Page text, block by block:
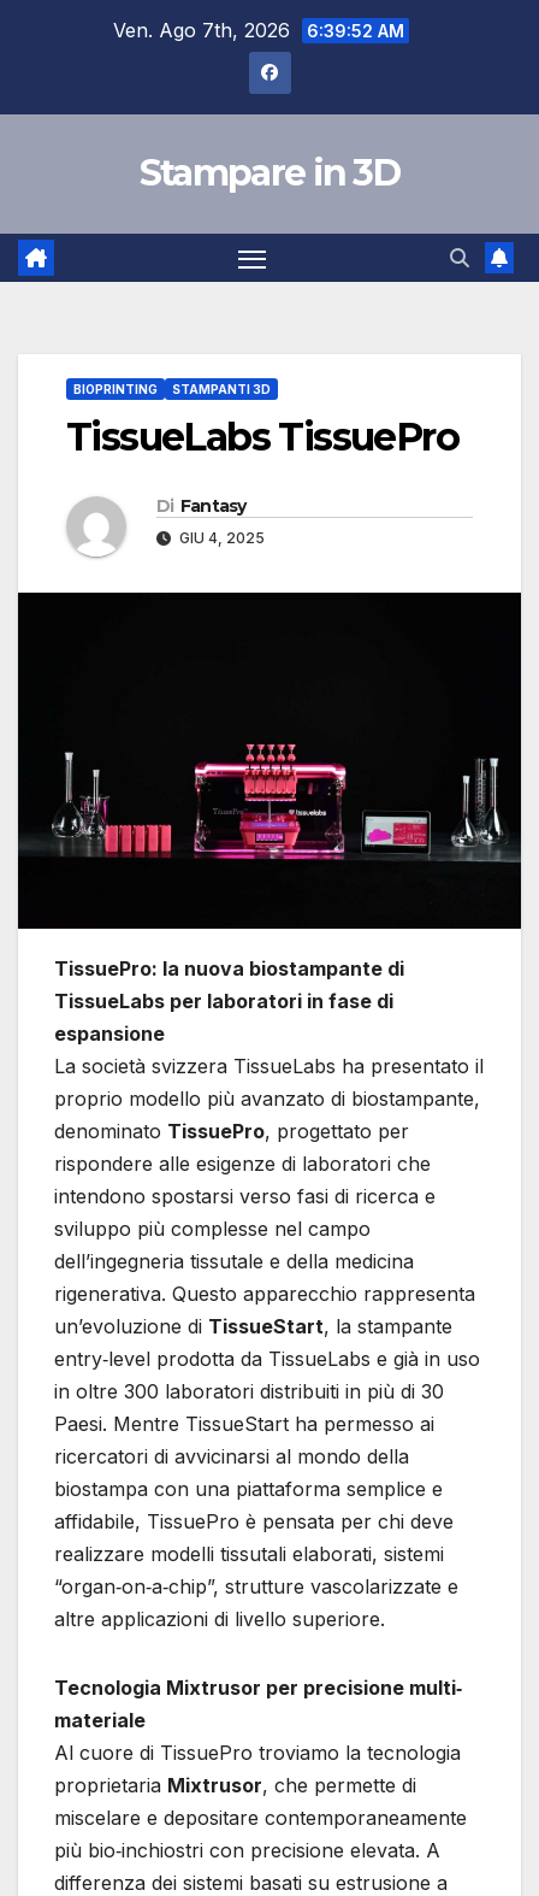
Ven. Ago 7th, 2026 6:39:53 AM
Stampare in 3D
BIOPRINTING STAMPANTI 3D
TissueLabs TissuePro
Di Fantasy
GIU 4, 2025
TissuePro: la nuova biostampante di
TissueLabs per laboratori in fase di
espansione
La società svizzera TissueLabs ha presentato il
proprio modello più avanzato di biostampante,
denominato TissuePro, progettato per
rispondere alle esigenze di laboratori che
intendono spostarsi verso fasi di ricerca e
sviluppo più complesse nel campo
dell’ingegneria tissutale e della medicina
rigenerativa. Questo apparecchio rappresenta
un’evoluzione di TissueStart, la stampante
entry‐level prodotta da TissueLabs e già in uso
in oltre 300 laboratori distribuiti in più di 30
Paesi. Mentre TissueStart ha permesso ai
ricercatori di avvicinarsi al mondo della
biostampa con una piattaforma semplice e
affidabile, TissuePro è pensata per chi deve
realizzare modelli tissutali elaborati, sistemi
“organ‐on‐a‐chip”, strutture vascolarizzate e
altre applicazioni di livello superiore.
Tecnologia Mixtrusor per precisione multi‐
materiale
Al cuore di TissuePro troviamo la tecnologia
proprietaria Mixtrusor, che permette di
miscelare e depositare contemporaneamente
più bio‐inchiostri con precisione elevata. A
differenza dei sistemi basati su estrusione a